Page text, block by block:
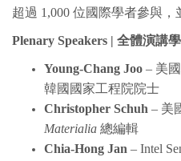
超過 1,000 位國際學者參與，
Plenary Speakers | 全體演講
Young-Chang Joo – 美
韓國國家工程院院士
Christopher Schuh – 美
Materialia 總編輯
Chia-Hong Jan – Intel